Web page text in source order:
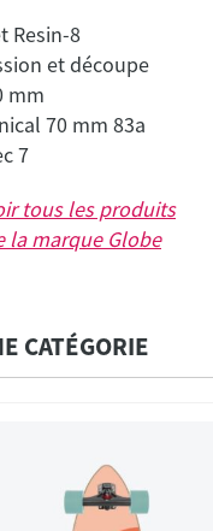
Resin-8
et découpe
mm
70 mm 83a
tous les produits
la marque Globe
CATÉGORIE